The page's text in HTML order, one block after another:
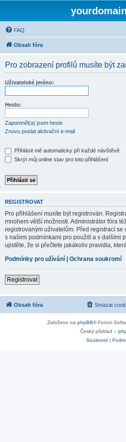
FAQ
Obsah fóra
Pro zobrazení profilů musíte být
Uživatelské jméno:
Heslo:
Zapomněl(a) jsem heslo
Znovu poslat aktivační e-mail
Přihlásit mě automaticky při každé návštěvě
Skrýt můj online stav pro toto přihlášení
REGISTROVAT
Pro přihlášení musíte být registrován.
mnohem větší možnosti. Administrátor fóra
registrovaným uživatelům. Před registrací se
s našimi podmínkami pro použití a s dalšími
ujistěte, že si přečtete jakákoliv pravidla,
Podmínky pro užívání | Ochrana soukromí
Registrovat
Obsah fóra Smazat
Založeno na phpBB® Forum
Český překlad –
Soukromí|